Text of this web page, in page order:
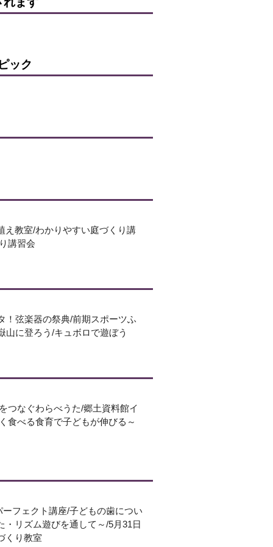
ック
教室/わかりやすい庭づくり講
講習会
！弦楽器の祭典/前期スポーツふ
山に登ろう/キュボロで遊ぼう
つなぐわらべうた/郷土資料館イ
べる食育で子どもが伸びる～
フェクト講座/子どもの歯につい
リズム遊びを通して～/5月31日
くり教室